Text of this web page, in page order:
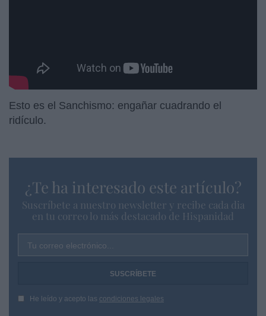
Esto es el Sanchismo: engañar cuadrando el
ridículo.
¿Te ha interesado este artículo?
Suscríbete a nuestro newsletter y recibe cada dia
en tu correo lo más destacado de Hispanidad
Tu correo electrónico...
He leído y acepto las condiciones legales